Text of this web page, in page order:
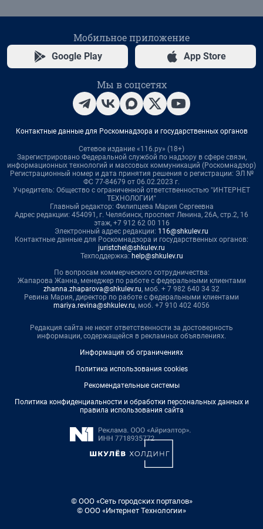
Мобильное приложение
Google Play App Store
Мы в соцсетях
Контактные данные для Роскомнадзора и государственных органов
Сетевое издание «116.ру» (18+)
Зарегистрировано Федеральной службой по надзору в сфере связи,
информационных технологий и массовых коммуникаций (Роскомнадзор)
Регистрационный номер и дата принятия решения о регистрации: ЭЛ №
ФС 77-84679 от 06.02.2023 г.
Учредитель: Общество с ограниченной ответственностью "ИНТЕРНЕТ
ТЕХНОЛОГИИ"
Главный редактор: Филипцева Мария Сергеевна
Адрес редакции: 454091, г. Челябинск, проспект Ленина, 26А, стр.2, 16
этаж, +7 912 62 00 116
Электронный адрес редакции: 116@shkulev.ru
Контактные данные для Роскомнадзора и государственных органов:
juristchel@shkulev.ru
Техподдержка: help@shkulev.ru
По вопросам коммерческого сотрудничества:
Жапарова Жанна, менеджер по работе с федеральными клиентами
zhanna.zhaparova@shkulev.ru, моб. + 7 982 640 34 32
Ревина Мария, директор по работе с федеральными клиентами
mariya.revina@shkulev.ru, моб. +7 910 402 4056
Редакция сайта не несет ответственности за достоверность
информации, содержащейся в рекламных объявлениях.
Информация об ограничениях
Политика использования cookies
Рекомендательные системы
Политика конфиденциальности и обработки персональных данных и
правила использования сайта
© ООО «Сеть городских порталов»
© ООО «Интернет Технологии»